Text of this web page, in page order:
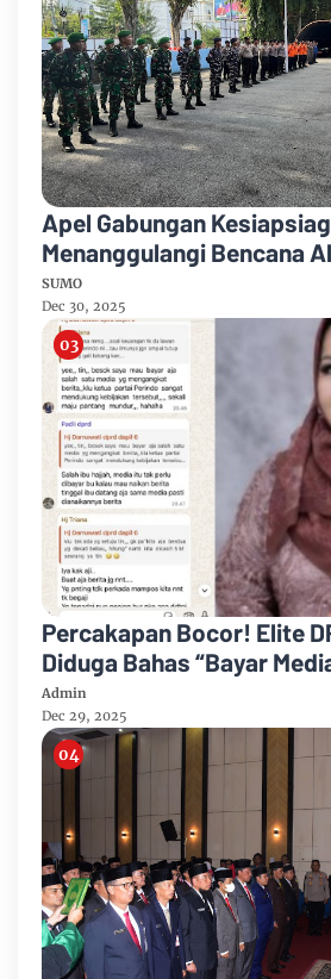
Apel Gabungan
Menanggulangi Bencana
Bengkalis
SUMO
Dec 30, 2025
Percakapan Bocor! Elite
Diduga Bahas “Bayar
Dukung Kebijakan
Admin
Dec 29, 2025